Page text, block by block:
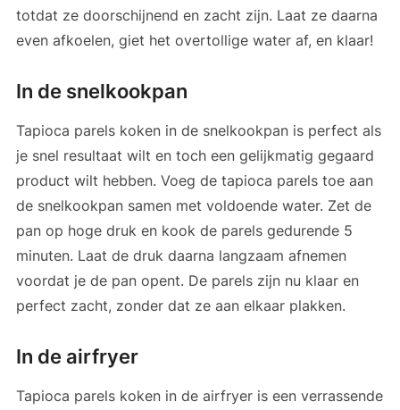
totdat ze doorschijnend en zacht zijn. Laat ze daarna
even afkoelen, giet het overtollige water af, en klaar!
In de snelkookpan
Tapioca parels koken in de snelkookpan is perfect als
je snel resultaat wilt en toch een gelijkmatig gegaard
product wilt hebben. Voeg de tapioca parels toe aan
de snelkookpan samen met voldoende water. Zet de
pan op hoge druk en kook de parels gedurende 5
minuten. Laat de druk daarna langzaam afnemen
voordat je de pan opent. De parels zijn nu klaar en
perfect zacht, zonder dat ze aan elkaar plakken.
In de airfryer
Tapioca parels koken in de airfryer is een verrassende